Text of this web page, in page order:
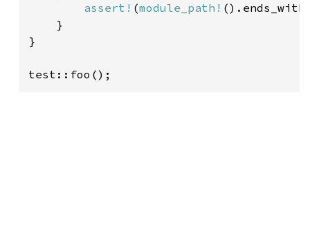
assert! (module_path!
    }
}
test::foo();